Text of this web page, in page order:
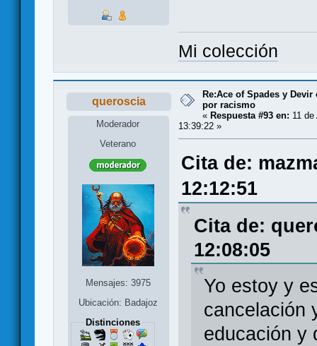
Mi colección
queroscia
Moderador
Veterano
Mensajes: 3975
Ubicación: Badajoz
Distinciones
Re:Ace of Spades y
por racismo
« Respuesta #93 en: 11
13:39:22 »
Cita de:
12:12:51
Cita de:
12:08:05
Yo estoy y
cancelación
educación y